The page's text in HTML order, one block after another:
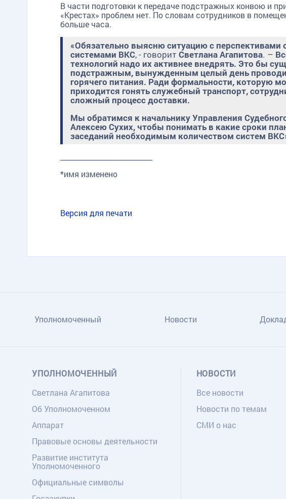
В части подготовки к передаче подстражных конвою и
«Крестах» проблем нет. По словам сотрудников в
больше часа.
«Обязательно выясню ситуацию с
системами ВКС, - говорит Светлана Агапитова. –
технологий надо их активнее внедрять. Это бы
подстражным, вынужденным целый день
горячего питания. Ради формальности, которую
приходится гонять служебный транспорт,
сложный процесс доставки.
Мы обратимся к начальнику Управления
Алексею Сухих, чтобы понимать в какие сроки
заседаний необходимым количеством систем
*имя изменено
Версия для печати
Уполномоченный Новости
УПОЛНОМОЧЕННЫЙ
Светлана Агапитова
Об Уполномоченном
Аппарат
Правовые основы деятельности
Развитие института
Уполномоченного
Официальные символы
НОВОСТИ
Все новости
Новости по темам
СМИ о нас